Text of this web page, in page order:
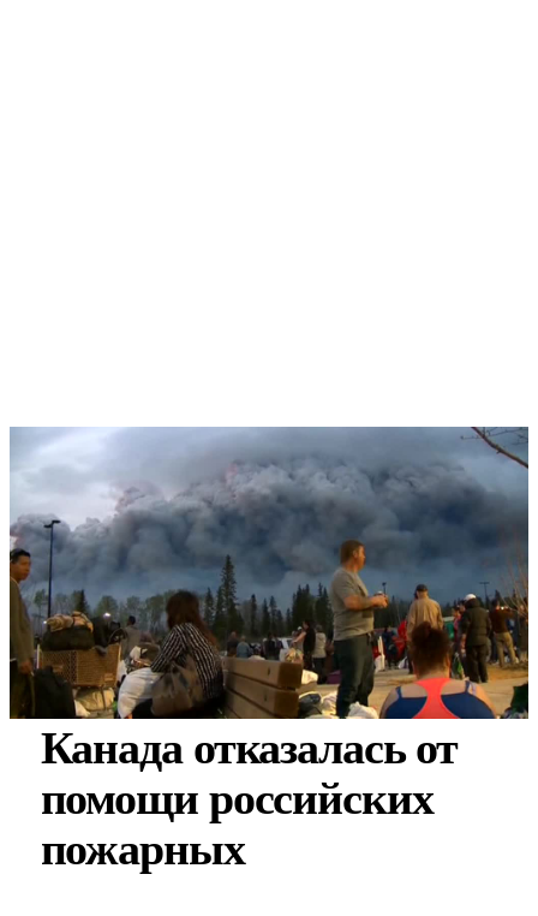
Канада отказалась от
помощи российских
пожарных